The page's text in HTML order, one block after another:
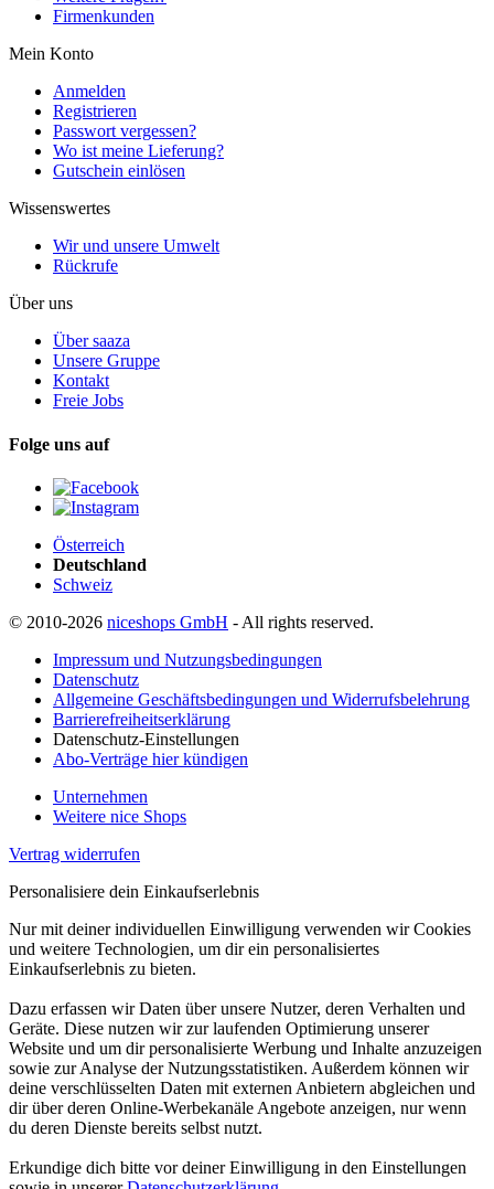
Firmenkunden
Mein Konto
Anmelden
Registrieren
Passwort vergessen?
Wo ist meine Lieferung?
Gutschein einlösen
Wissenswertes
Wir und unsere Umwelt
Rückrufe
Über uns
Über saaza
Unsere Gruppe
Kontakt
Freie Jobs
Folge uns auf
Österreich
Deutschland
Schweiz
© 2010-2026 niceshops GmbH - All rights reserved.
Impressum und Nutzungsbedingungen
Datenschutz
Allgemeine Geschäftsbedingungen und Widerrufsbelehrung
Barrierefreiheitserklärung
Datenschutz-Einstellungen
Abo-Verträge hier kündigen
Unternehmen
Weitere nice Shops
Vertrag widerrufen
Personalisiere dein Einkaufserlebnis
Nur mit deiner individuellen Einwilligung verwenden wir Cookies
und weitere Technologien, um dir ein personalisiertes
Einkaufserlebnis zu bieten.
Dazu erfassen wir Daten über unsere Nutzer, deren Verhalten und
Geräte. Diese nutzen wir zur laufenden Optimierung unserer
Website und um dir personalisierte Werbung und Inhalte anzuzeigen
sowie zur Analyse der Nutzungsstatistiken. Außerdem können wir
deine verschlüsselten Daten mit externen Anbietern abgleichen und
dir über deren Online-Werbekanäle Angebote anzeigen, nur wenn
du deren Dienste bereits selbst nutzt.
Erkundige dich bitte vor deiner Einwilligung in den Einstellungen